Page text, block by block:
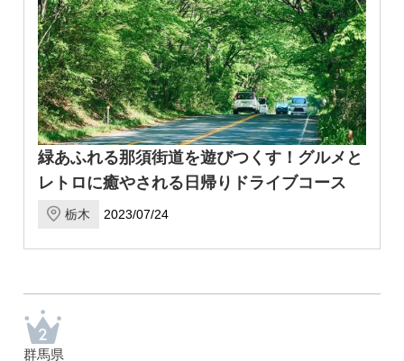
緑あふれる那須街道を遊びつくす！グルメと
レトロに癒やされる日帰りドライブコース
栃木 2023/07/24
群馬県